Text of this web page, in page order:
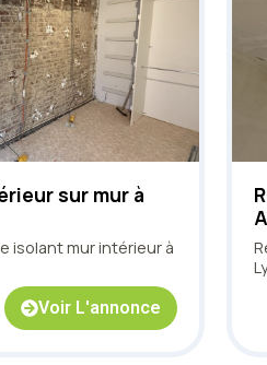
sur mur à
isolant mur intérieur à
Voir L'annonce